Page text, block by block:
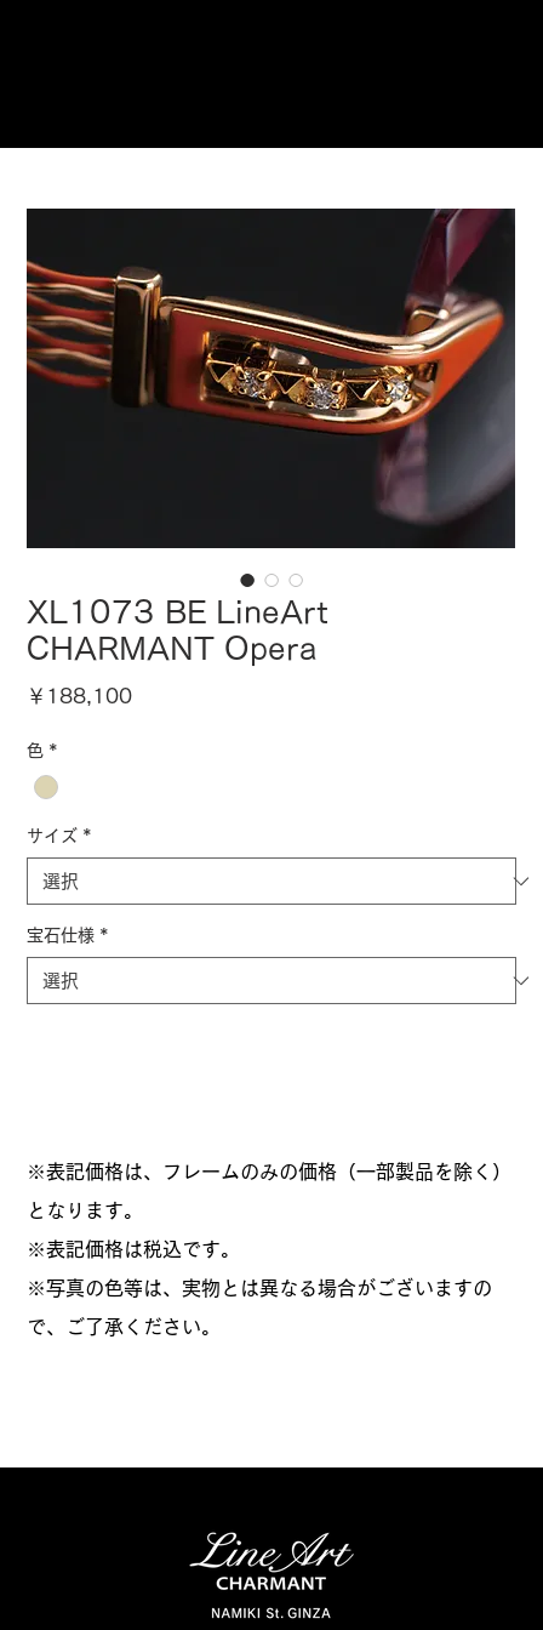
XL1073 BE LineArt
CHARMANT Opera
￥188,100価
色 *
サイズ *
宝石仕様 *
※表記価格は、フレームのみの価格（一部製品を除く）
となります。
​※表記価格は税込です。
※写真の色等は、実物とは異なる場合がございますの
で、ご了承ください。